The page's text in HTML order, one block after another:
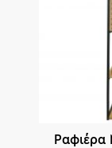
Ραφιέρα